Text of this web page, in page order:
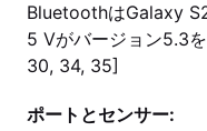
BluetoothはGalaxy
5 Vがバージョン5.3
30, 34, 35]
ポートとセンサー: